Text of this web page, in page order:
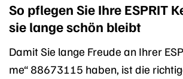
So pflegen Sie Ihre ESPRIT
sie lange schön bleibt
Damit Sie lange Freude an Ihrer
me“ 88673115 haben, ist die